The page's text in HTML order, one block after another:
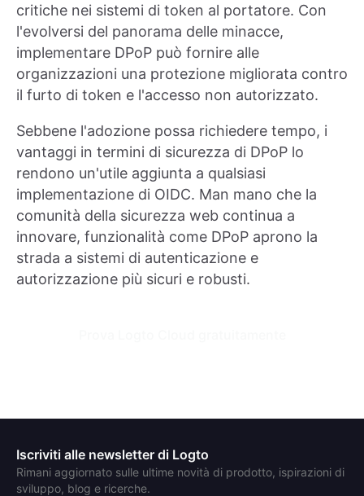
critiche nei sistemi di token al portatore. Con
l'evolversi del panorama delle minacce,
implementare DPoP può fornire alle
organizzazioni una protezione migliorata contro
il furto di token e l'accesso non autorizzato.
Sebbene l'adozione possa richiedere tempo, i
vantaggi in termini di sicurezza di DPoP lo
rendono un'utile aggiunta a qualsiasi
implementazione di OIDC. Man mano che la
comunità della sicurezza web continua a
innovare, funzionalità come DPoP aprono la
strada a sistemi di autenticazione e
autorizzazione più sicuri e robusti.
Iscriviti alle newsletter di Logto
Rimani aggiornato sulle ultime novità di prodotto, ispirazioni di
sviluppo, blog e ricerche.